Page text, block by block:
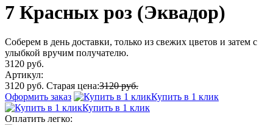
7 Красных роз (Эквадор)
Соберем в день доставки, только из свежих цветов и затем с
улыбкой вручим получателю.
3120 руб.
Артикул:
3120 руб. Старая цена:3120 руб.
Оформить заказ
Купить в 1 клик
Купить в 1 клик
Оплатить легко: